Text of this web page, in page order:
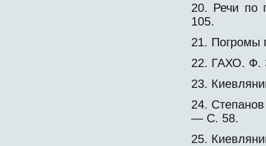
20. Речи по
105.
21. Погромы
22. ГАХО. Ф.
23.
24.
— С. 58.
25.